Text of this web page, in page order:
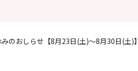
のおしらせ【8月23日(土)〜8月30日(土)